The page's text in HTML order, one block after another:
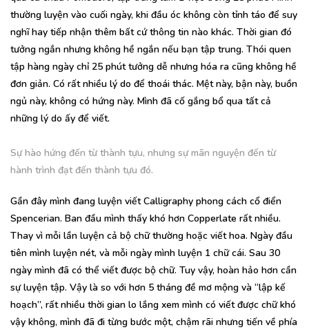
thường luyện vào cuối ngày, khi đầu óc không còn tỉnh táo để suy
nghĩ hay tiếp nhận thêm bất cứ thông tin nào khác. Thời gian đó
tưởng ngắn nhưng không hề ngắn nếu bạn tập trung. Thói quen
tập hàng ngày chỉ 25 phút tưởng dễ nhưng hóa ra cũng không hề
đơn giản. Có rất nhiều lý do để thoái thác. Mệt này, bận này, buồn
ngủ này, không có hứng này. Mình đã cố gắng bổ qua tất cả
những lý do ấy để viết.
Sự hào hứng đến từ thành tựu, nhưng sự mãn nguyện đến từ
hành trình đạt đến thành tựu đó.
Gần đây mình đang luyện viết Calligraphy phong cách cổ điển
Spencerian. Ban đầu mình thấy khó hơn Copperlate rất nhiều.
Thay vì mỗi lần luyện cả bộ chữ thường hoặc viết hoa. Ngày đầu
tiên mình luyện nét, và mỗi ngày mình luyện 1 chữ cái. Sau 30
ngày mình đã có thể viết được bộ chữ. Tuy vậy, hoàn hảo hơn cần
sự luyện tập. Vậy là so với hơn 5 tháng đề mơ mộng và “lập kế
hoạch”, rất nhiều thời gian lo lắng xem mình có viết được chữ khó
vậy không, mình đã đi từng bước một, chậm rãi nhưng tiến về phía